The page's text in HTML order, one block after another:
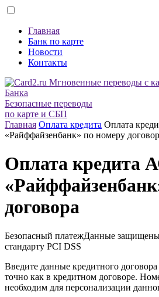
Главная
Банк по карте
Новости
Контакты
Безопасные переводы
по карте и СБП
Главная Оплата кредита Оплата
«Райффайзенбанк» по номеру
Оплата кредита
договора
Безопасный платежДанные
стандарту PCI DSS
Введите данные кредитного
точно как в кредитном договоре.
необходим для персонализации